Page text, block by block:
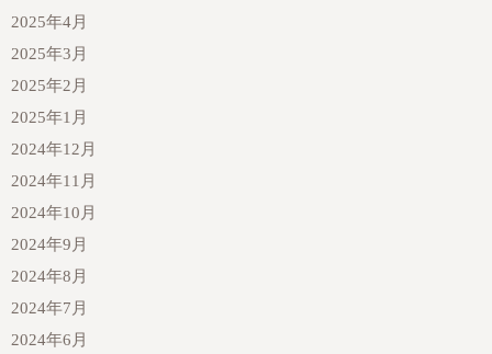
2025年4月
2025年3月
2025年2月
2025年1月
2024年12月
2024年11月
2024年10月
2024年9月
2024年8月
2024年7月
2024年6月